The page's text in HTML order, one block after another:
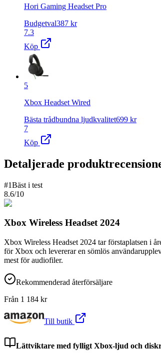
Hori Gaming Headset Pro
Budgetval387 kr
7.3
Köp
5
Xbox Headset Wired
Bästa trådbundna ljudkvalitet699 kr
7
Köp
Detaljerade
#1Bäst i test
8.6/10
Xbox Wireless Headset 2024
Xbox Wireless Headset 2024 tar förstaplatsen i
för Xbox och levererar en sömlös
mest för audiofiler.
Rekommenderad återförsäljare
Från 1 184 kr
Till butik
Lättviktare med fylligt Xbox-ljud och